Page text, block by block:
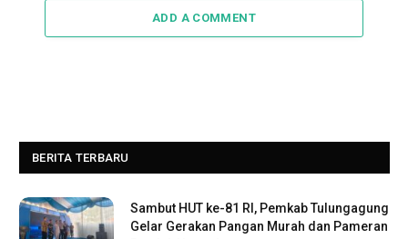
ADD A COMMENT
BERITA TERBARU
Sambut HUT ke-81 RI, Pemkab Tulungagung
Gelar Gerakan Pangan Murah dan Pameran